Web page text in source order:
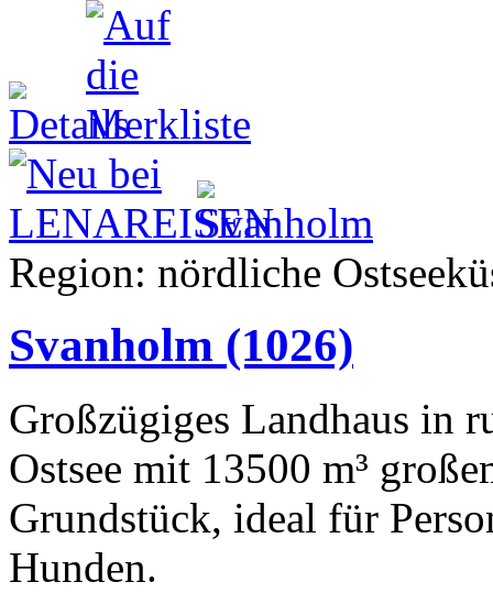
Region: nördliche
Svanholm (1026)
Großzügiges Landhaus in
Ostsee mit 13500 m³
Grundstück, ideal für
Hunden.